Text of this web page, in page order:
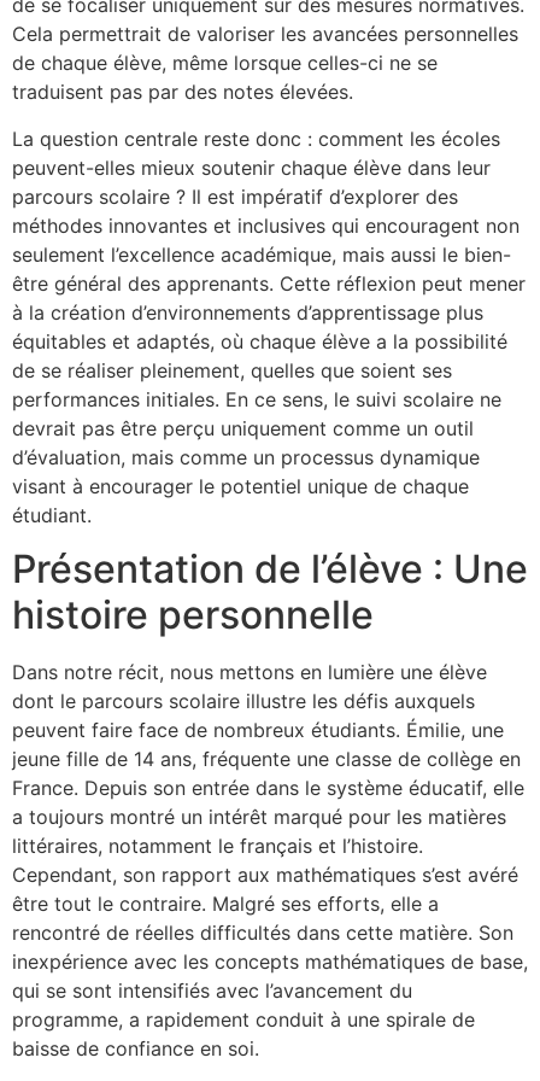
de se focaliser uniquement sur des mesures normatives.
Cela permettrait de valoriser les avancées personnelles
de chaque élève, même lorsque celles-ci ne se
traduisent pas par des notes élevées.
La question centrale reste donc : comment les écoles
peuvent-elles mieux soutenir chaque élève dans leur
parcours scolaire ? Il est impératif d’explorer des
méthodes innovantes et inclusives qui encouragent non
seulement l’excellence académique, mais aussi le bien-
être général des apprenants. Cette réflexion peut mener
à la création d’environnements d’apprentissage plus
équitables et adaptés, où chaque élève a la possibilité
de se réaliser pleinement, quelles que soient ses
performances initiales. En ce sens, le suivi scolaire ne
devrait pas être perçu uniquement comme un outil
d’évaluation, mais comme un processus dynamique
visant à encourager le potentiel unique de chaque
étudiant.
Présentation de l’élève : Une
histoire personnelle
Dans notre récit, nous mettons en lumière une élève
dont le parcours scolaire illustre les défis auxquels
peuvent faire face de nombreux étudiants. Émilie, une
jeune fille de 14 ans, fréquente une classe de collège en
France. Depuis son entrée dans le système éducatif, elle
a toujours montré un intérêt marqué pour les matières
littéraires, notamment le français et l’histoire.
Cependant, son rapport aux mathématiques s’est avéré
être tout le contraire. Malgré ses efforts, elle a
rencontré de réelles difficultés dans cette matière. Son
inexpérience avec les concepts mathématiques de base,
qui se sont intensifiés avec l’avancement du
programme, a rapidement conduit à une spirale de
baisse de confiance en soi.